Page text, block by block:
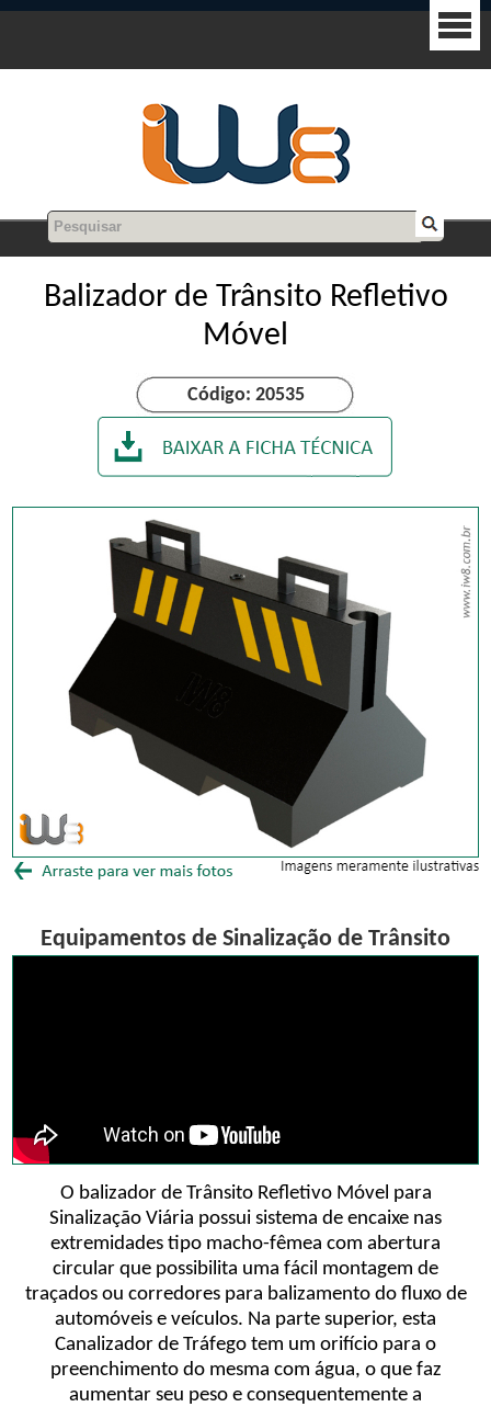
Balizador de Trânsito Refletivo
Móvel
Código: 20535
Equipamentos de Sinalização de Trânsito
O balizador de Trânsito Refletivo Móvel para
Sinalização Viária possui sistema de encaixe nas
extremidades tipo macho-fêmea com abertura
circular que possibilita uma fácil montagem de
traçados ou corredores para balizamento do fluxo de
automóveis e veículos. Na parte superior, esta
Canalizador de Tráfego tem um orifício para o
preenchimento do mesma com água, o que faz
aumentar seu peso e consequentemente a